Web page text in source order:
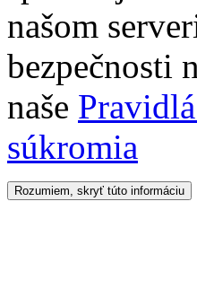
našom
bezpečnosti
naše
súkromia
Rozumiem, skryť túto informáciu